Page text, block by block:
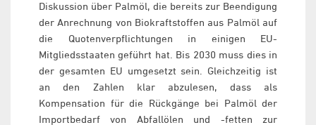
Diskussion über Palmöl, die bereits zur Beendigung
der Anrechnung von Biokraftstoffen aus Palmöl auf
die Quotenverpflichtungen in einigen EU-
Mitgliedsstaaten geführt hat. Bis 2030 muss dies in
der gesamten EU umgesetzt sein. Gleichzeitig ist
an den Zahlen klar abzulesen, dass als
Kompensation für die Rückgänge bei Palmöl der
Importbedarf von Abfallölen und -fetten zur